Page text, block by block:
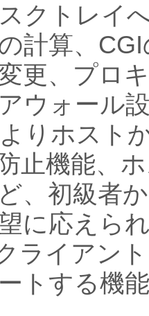
クトレイ
計算、
更、プロ
ウォール
りホスト
止機能、
、初級者
に応えら
ライアン
トする機